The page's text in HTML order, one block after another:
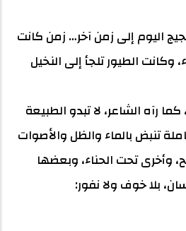
اليوم إلى زمن آخر… زمن كانت
الطيور تلجأ إلى النخيل
رآه الشاعر، لا تبدو الطبيعة
تنبض بالماء والظل والأصوات
وأخرى تحت الحناء، وبعضها
بلا خوف ولا نفور: